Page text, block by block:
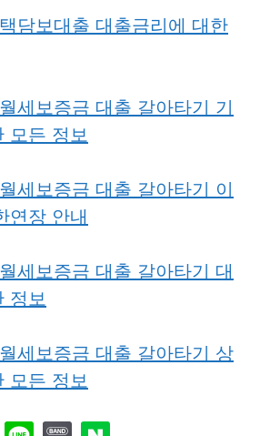
담보대출 대출금리에 대한
세보증금 대출 갈아타기 기
모든 정보
세보증금 대출 갈아타기 이
연장 안내
세보증금 대출 갈아타기 대
정보
세보증금 대출 갈아타기 상
모든 정보